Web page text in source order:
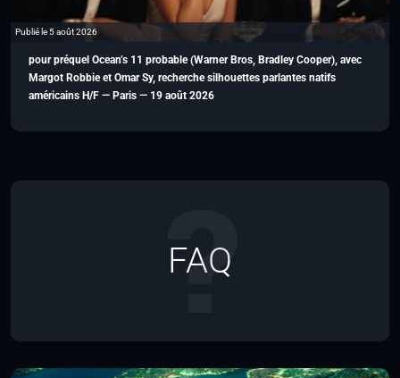
Publié le 5 août 2026
pour préquel Ocean’s 11 probable (Warner Bros, Bradley Cooper), avec
Margot Robbie et Omar Sy, recherche silhouettes parlantes natifs
américains H/F — Paris — 19 août 2026
FAQ